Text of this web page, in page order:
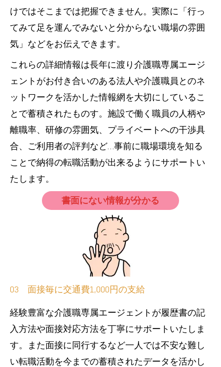
けではそこまでは把握できません。実際に「行っ
てみて足を運んでみないと分からない職場の雰囲
気」などをお伝えできます。
これらの詳細情報は長年に渡り介護職専属エージ
ェントがお付き合いのある法人や介護職員とのネ
ットワークを活かした情報網を大切にしているこ
とで蓄積されたものす。施設で働く職員の人柄や
離職率、研修の雰囲気、プライベートへの干渉具
合、ご利用者の評判など…事前に職場環境を知る
ことで納得の転職活動が出来るようにサポートい
たします。
書面にない情報が分かる
03 面接毎に交通費1,000円の支給
経験豊富な介護職専属エージェントが履歴書の記
入方法や面接対応方法を丁寧にサポートいたしま
す。また面接に同行するなど一人では不安な難し
い転職活動を今までの蓄積されたデータを活かし